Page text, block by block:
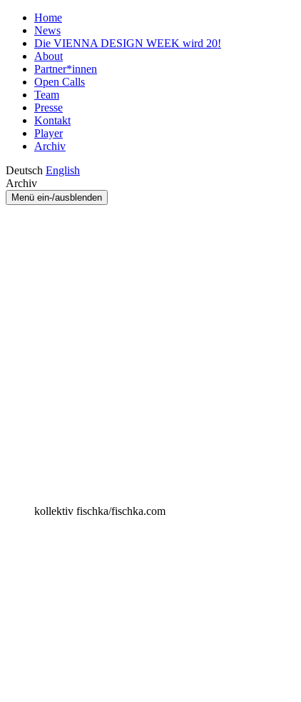
Home
News
Die VIENNA DESIGN WEEK wird 20!
About
Partner*innen
Open Calls
Team
Presse
Kontakt
Player
Archiv
Deutsch English
Archiv
Menü ein-/ausblenden
kollektiv fischka/fischka.com